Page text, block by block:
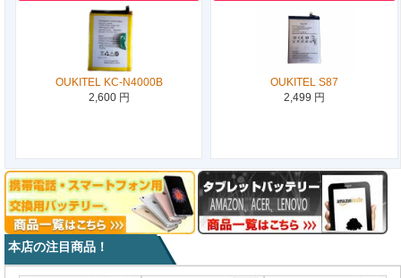
OUKITEL KC-N4000B
2,600 円
OUKITEL S87
2,499 円
本店の注目商品！